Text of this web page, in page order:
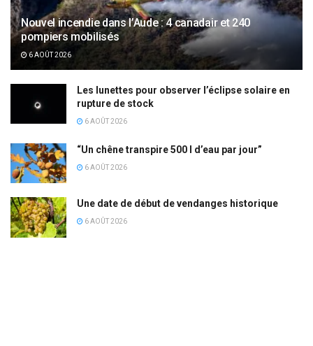
Nouvel incendie dans l’Aude : 4 canadair et 240
pompiers mobilisés
6 AOÛT 2026
Les lunettes pour observer l’éclipse solaire en
rupture de stock
6 AOÛT 2026
“Un chêne transpire 500 l d’eau par jour”
6 AOÛT 2026
Une date de début de vendanges historique
6 AOÛT 2026